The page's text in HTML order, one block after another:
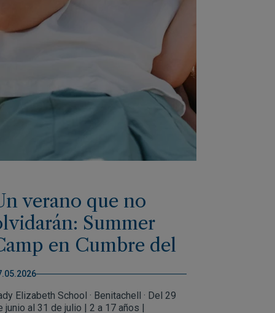
verano que no
Summer
en Cumbre del
Elizabeth School · Benitachell · Del 29
junio al 31 de julio | 2 a 17 años |